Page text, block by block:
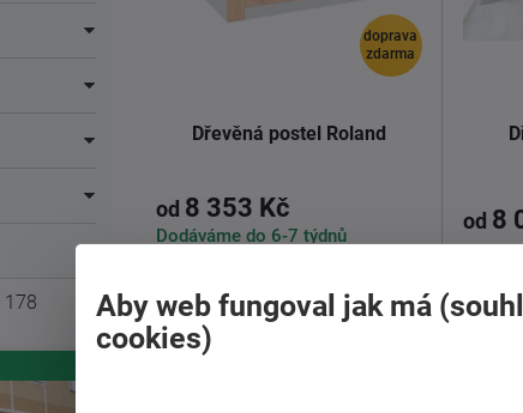
178
doprava
zdarma
Dřevěná postel Roland
od 8 353 Kč
Dodáváme do 6-7 týdnů
Vzdušná dřevěná postel z masivu
Roland 50 Plus z vyšším čelem i
od 8
Postel
buk-
Aby web fungoval jak má
cookies)